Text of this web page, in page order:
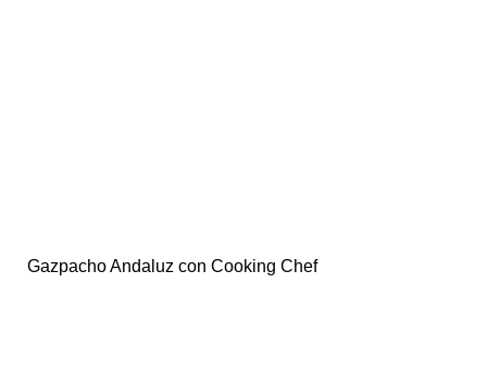
Gazpacho Andaluz con Cooking Chef